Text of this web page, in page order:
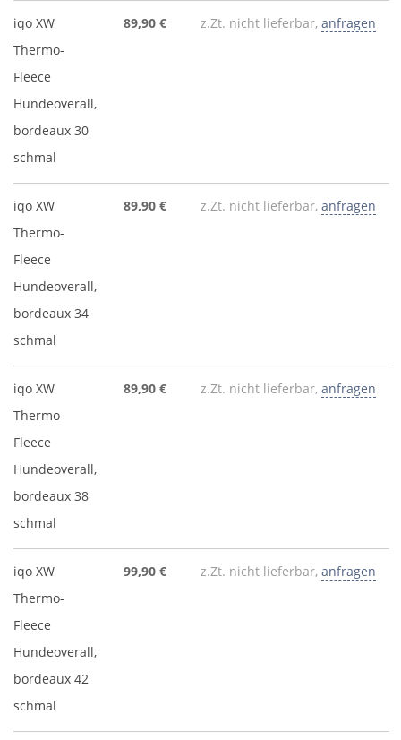
iqo XW
Thermo-
Fleece
Hundeoverall,
bordeaux 30
schmal
89,90 € z.Zt. nicht lieferbar, anfragen
iqo XW
Thermo-
Fleece
Hundeoverall,
bordeaux 34
schmal
89,90 € z.Zt. nicht lieferbar, anfragen
iqo XW
Thermo-
Fleece
Hundeoverall,
bordeaux 38
schmal
89,90 € z.Zt. nicht lieferbar, anfragen
iqo XW
Thermo-
Fleece
Hundeoverall,
bordeaux 42
schmal
99,90 € z.Zt. nicht lieferbar, anfragen